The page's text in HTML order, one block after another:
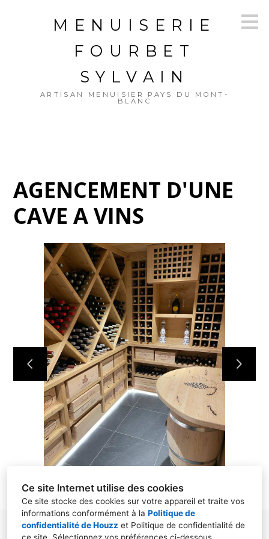
Ce site Internet utilise des cookies
Ce site stocke des cookies sur votre appareil et traite vos
informations conformément à la Politique de
confidentialité de Houzz et Politique de confidentialité de
MENUISERIE
FOURBET
SYLVAIN
ARTISAN MENUISIER PAYS DU MONT-
BLANC
ACCUEIL
NOS RÉALISATIONS
À PROPOS
CONTACT
AGENCEMENT D'UNE
CAVE A VINS
86 chemin des Rosiers 74700, DOMANCY